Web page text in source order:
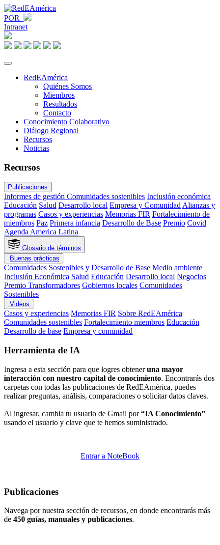
POR
Intranet
RedEAmérica
Quiénes Somos
Miembros
Resultados
Contacto
Conocimiento Colaborativo
Diálogo Regional
Recursos
Noticias
Recursos
Publicaciones
Informes de gestión Comunidades sostenibles Inclusión económica
Educación Salud Desarrollo local Empresa y ComunidadAlianzas y
programas Casos y experiencias Memorias FIR Fortalecimiento de
miembros Paz Primera infancia Desarrollo de Base Premio Covid
Agenda America Latina
Glosario de términos
Buenas prácticas
Comunidades Sostenibles y Desarrollo de Base Medio ambiente
Inclusión Económica Salud Educación Desarrollo local Negocios
Premio Transformadores Gobiernos locales Comunidades
Sostenibles
Videos
Casos y experiencias Memorias FIR Sobre RedEAmérica
Comunidades sostenibles Fortalecimiento miembros Educación
Desarrollo de base Empresa y comunidad
Herramienta de IA
Ingresa a esta sección para que logres obteneruna mayor
interacción con nuestro capital de conocimiento. Encontrarás dos
carpetas con todas las publicaciones de RedEAmérica, puedes
realizar preguntas, análisis, comparaciones o solicitar datos claves.
Al ingresar, cambia tu usuario de Gmail por“IA Conocimiento”
usando el usuario y clave que te hemos suministrado.
Entrar a NoteBook
Publicaciones
Navega por nuestra sección de recursos, en donde encontrarás más
de 450 guías, manuales y publicaciones.